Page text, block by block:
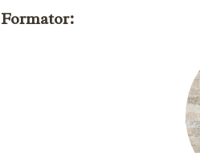
Formator: